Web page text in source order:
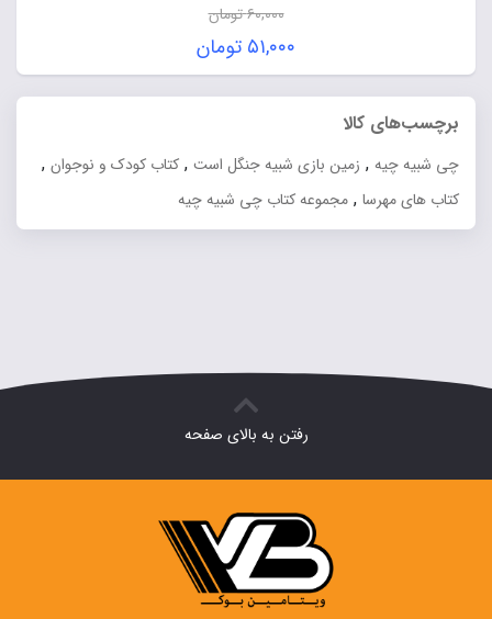
۶۰,۰۰۰تومان
قیمت
اصلی:
۶۰,۰۰۰ تومان
۵۱,۰۰۰ تومان
قیمت
فعلی:
برچسب‌های کالا
چی شبیه چیه , زمین بازی شبیه جنگل است , کتاب کودک و نوجوان ,
کتاب های مهرسا , مجموعه کتاب چی شبیه چیه
رفتن به بالای صفحه